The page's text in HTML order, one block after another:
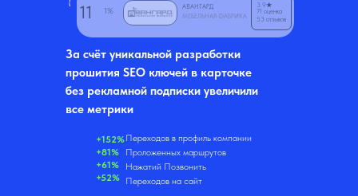
Переходов в профиль компании
Проложенных маршрутов
Нажатий Позвонить
Переходов на сайт
+152%
+81%
+61%
+52%
За счёт уникальной разработки
прошития SEO ключей в карточке
без рекламной подписки увеличили
все метрики
★
3.9
53 отзывов
71 оценка
МЕБЕЛЬНАЯ ФАБРИКА
АВАНГАРД
1%
11